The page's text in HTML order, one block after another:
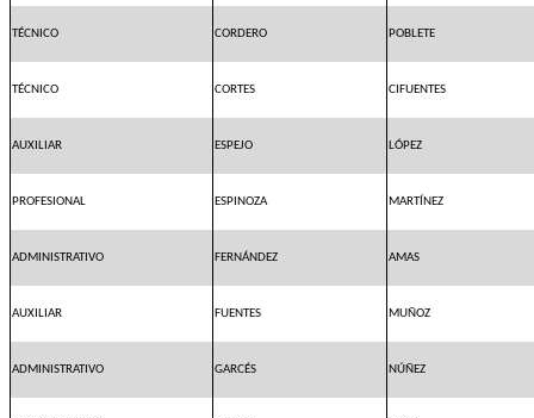
TÉCNICO CORDERO POBLETE
TÉCNICO CORTES CIFUENTES
AUXILIAR ESPEJO LÓPEZ
PROFESIONAL ESPINOZA MARTÍNEZ
ADMINISTRATIVO FERNÁNDEZ AMAS
AUXILIAR FUENTES MUÑOZ
ADMINISTRATIVO GARCÉS NÚÑEZ